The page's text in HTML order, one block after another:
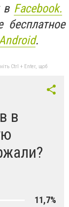
в Facebook.
бесплатное
droid.
Ctrl + Enter, щоб
в
11,7%